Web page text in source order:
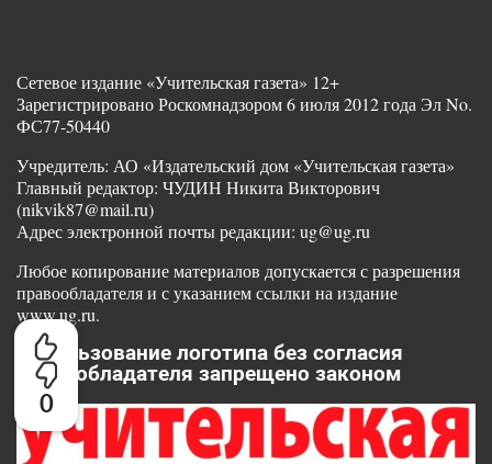
0
Сетевое издание «Учительская газета» 12+
Зарегистрировано Роскомнадзором 6 июля 2012 года Эл No.
ФС77-50440
Учредитель: АО «Издательский дом «Учительская газета»
Главный редактор: ЧУДИН Никита Викторович
(nikvik87@mail.ru)
Адрес электронной почты редакции: ug@ug.ru
Любое копирование материалов допускается с разрешения
правообладателя и с указанием ссылки на издание
www.ug.ru.
Использование логотипа без согласия
правообладателя запрещено законом